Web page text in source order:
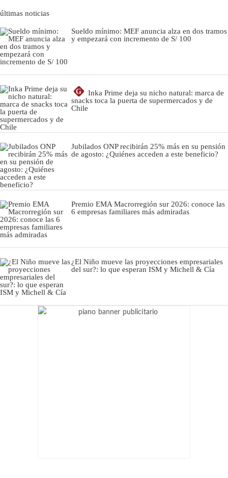
últimas noticias
Sueldo mínimo: MEF anuncia alza en dos tramos
y empezará con incremento de S/ 100
G
Inka Prime deja su nicho natural: marca de
snacks toca la puerta de supermercados y de
Chile
Jubilados ONP recibirán 25% más en su pensión
de agosto: ¿Quiénes acceden a este beneficio?
Premio EMA Macrorregión sur 2026: conoce las
6 empresas familiares más admiradas
¿El Niño mueve las proyecciones empresariales
del sur?: lo que esperan ISM y Michell & Cía